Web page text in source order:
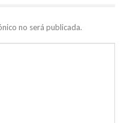
no será publicada.